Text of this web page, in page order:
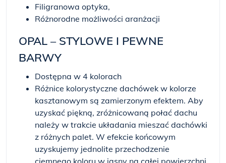
Filigranowa optyka,
Różnorodne możliwości aranżacji
OPAL – STYLOWE I PEWNE
BARWY
Dostępna w 4 kolorach
Różnice kolorystyczne dachówek w kolorze
kasztanowym są zamierzonym efektem. Aby
uzyskać piękną, zróżnicowaną połać dachu
należy w trakcie układania mieszać dachówki
z różnych palet. W efekcie końcowym
uzyskujemy jednolite przechodzenie
ciemnego koloru w jasny na całej powierzchni